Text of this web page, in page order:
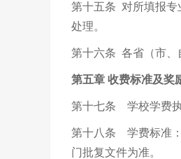
第十五条 对所填报专
处理。
第十六条 各省（市、
第五章 收费标准及奖
第十七条 学校学费执
第十八条 学费标准
门批复文件为准。